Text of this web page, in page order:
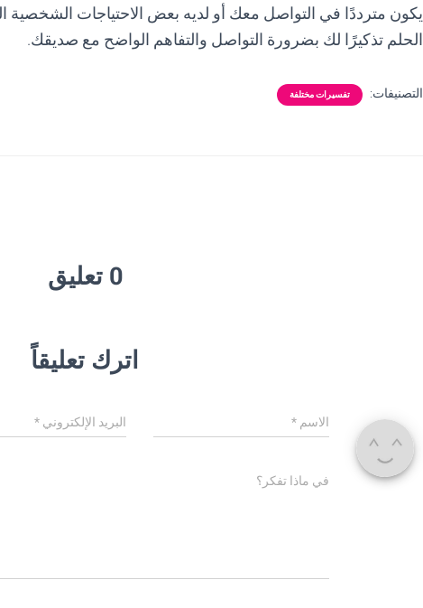
يكون مترددًا في التواصل معك أو لديه بعض الاحتياجات الشخصية
الحلم تذكيرًا لك بضرورة التواصل والتفاهم الواضح مع صديقك.
التصنيفات: تفسيرات مختلفة
0 تعليق
اترك تعليقاً
الاسم * البريد الإلكتروني*
في ماذا تفكر؟